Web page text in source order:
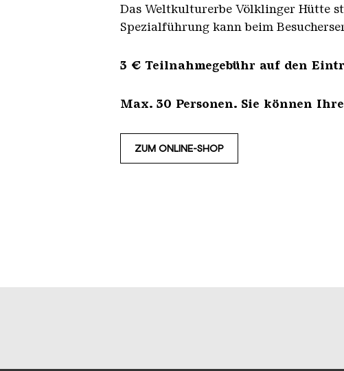
Das Weltkulturerbe Völklinger Hütte
Spezialführung kann beim
3 € Teilnahmegebühr auf den
Max. 30 Personen. Sie können
ZUM ONLINE-SHOP